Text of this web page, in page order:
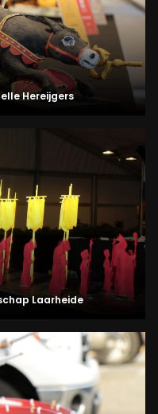
Hereijgers
Laarheide